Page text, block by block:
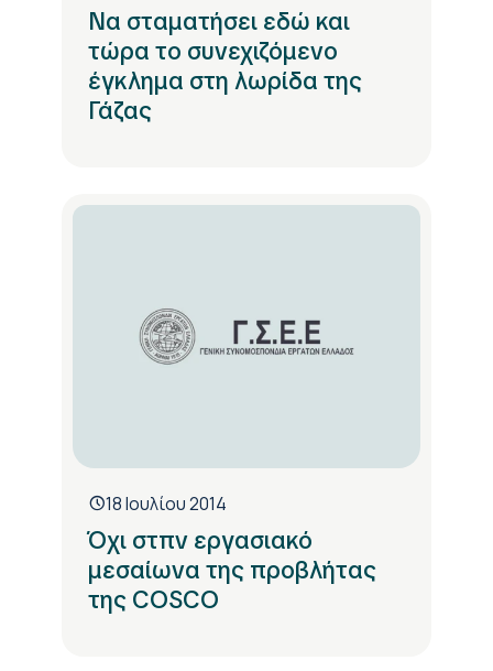
Να σταματήσει εδώ και
τώρα το συνεχιζόμενο
έγκλημα στη λωρίδα της
Γάζας
18 Ιουλίου 2014
Όχι στπν εργασιακό
μεσαίωνα της προβλήτας
της COSCO